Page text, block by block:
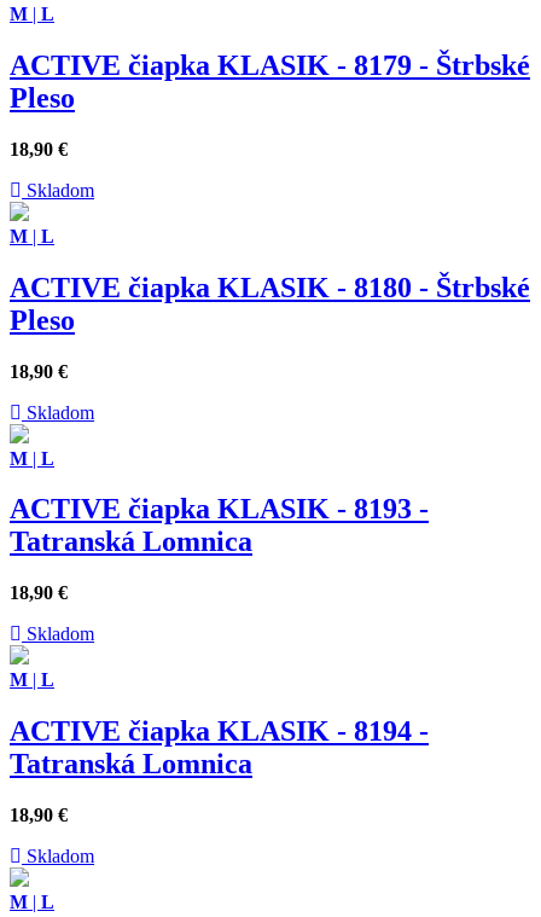
M | L
ACTIVE čiapka KLASIK - 8179 - Štrbské
Pleso
18,90 €
Skladom
M | L
ACTIVE čiapka KLASIK - 8180 - Štrbské
Pleso
18,90 €
Skladom
M | L
ACTIVE čiapka KLASIK - 8193 -
Tatranská Lomnica
18,90 €
Skladom
M | L
ACTIVE čiapka KLASIK - 8194 -
Tatranská Lomnica
18,90 €
Skladom
M | L